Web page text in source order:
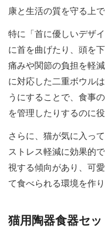
康と生活の質を守る上
特に「首に優しいデザ
に首を曲げたり、頭を
痛みや関節の負担を軽
に対応した二重ボウル
うにすることで、食事
を管理したりするのに役
さらに、猫が気に入っ
ストレス軽減に効果的
視する傾向があり、可
て食べられる環境を作
猫用陶器食器セ